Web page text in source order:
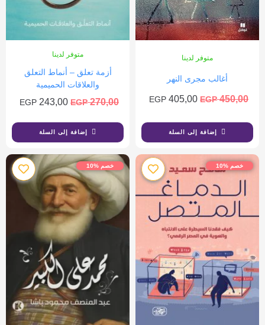
متوفر لدينا
أغالب مجرى النهر
450,00
EGP
405,00
EGP
إضافة إلى السلة
متوفر لدينا
أزمة تعلق – أنماط التعلق
والعلاقات الحميمية
270,00
EGP
243,00
EGP
إضافة إلى السلة
خصم %10 خصم %10